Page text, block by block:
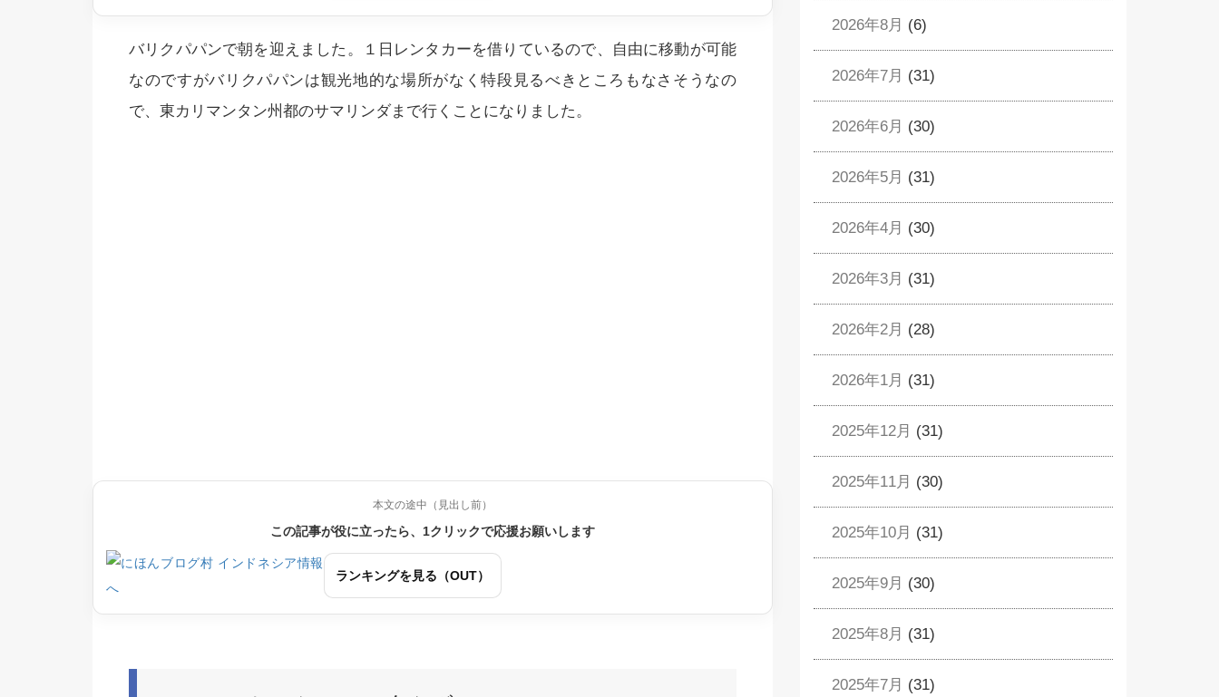
バリクパパンで朝を迎えました。１日レンタカーを借りているので、自由に移動が可能
なのですがバリクパパンは観光地的な場所がなく特段見るべきところもなさそうなの
で、東カリマンタン州都のサマリンダまで行くことになりました。
本文の途中（見出し前）
この記事が役に立ったら、1クリックで応援お願いします
ランキングを見る（OUT）
2026年8月 (6)
2026年7月 (31)
2026年6月 (30)
2026年5月 (31)
2026年4月 (30)
2026年3月 (31)
2026年2月 (28)
2026年1月 (31)
2025年12月 (31)
2025年11月 (30)
2025年10月 (31)
2025年9月 (30)
2025年8月 (31)
2025年7月 (31)